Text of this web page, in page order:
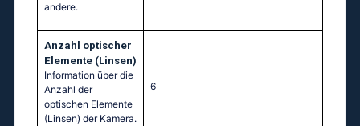
andere.
Anzahl optischer
Elemente (Linsen)
Information über die
Anzahl der
optischen Elemente
(Linsen) der Kamera.
6